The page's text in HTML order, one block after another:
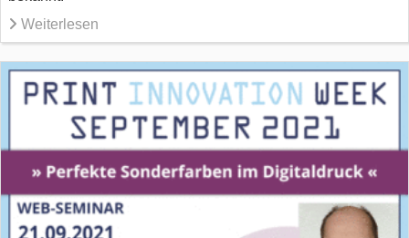
Weiterlesen